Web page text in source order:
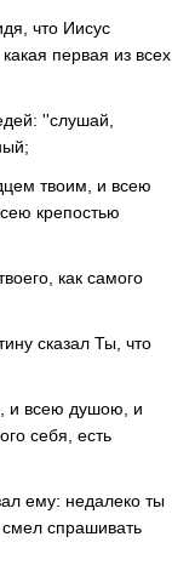
что Иисус
первая из всех
''слушай,
твоим, и всею
крепостью
как самого
сказал Ты, что
и всею душою, и
себя, есть
ему: недалеко ты
спрашивать